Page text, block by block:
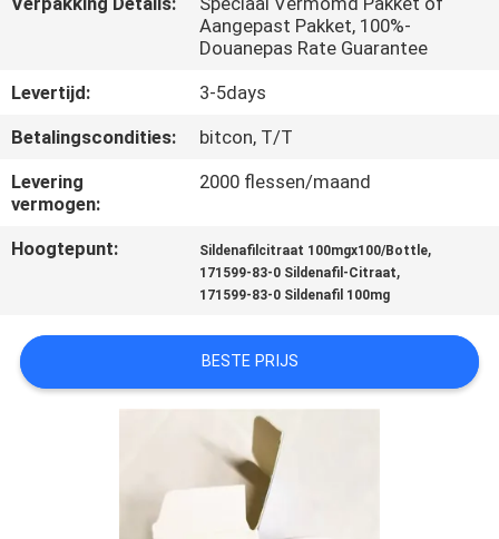
NIEUWS
GEVALLEN
SITEMAP
POLICY
Aangepast Pakket, 100%-
Douanepas Rate Guarantee
Levertijd:
3-5days
Betalingscondities:
bitcon, T/T
Levering
vermogen:
2000 flessen/maand
Hoogtepunt: Sildenafilcitraat 100mgx100/Bottle,
171599-83-0 Sildenafil-Citraat,
171599-83-0 Sildenafil 100mg
BESTE PRIJS